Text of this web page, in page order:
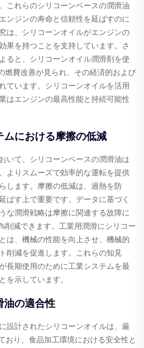
これらのシリコーンベースの潤滑油
ンジンの寿命と信頼性を延ばすのに
は、シリコーンオイルがエンジンの
果を持つことを支持しています。さ
ると、シリコーンオイル潤滑剤を使
燃費改善が見られ、その経済的および
ています。シリコーンオイルを活用
はエンジンの最高性能と持続可能性
ムにおける摩擦の低減
いて、シリコーンベースの潤滑油は
よりスムーズで効率的な運転を提供
します。摩擦の低減は、過熱を防
ばす上で重要です。データに基づく
な潤滑戦略は摩擦に関連する故障に
削減できます。工業用潤滑にシリコー
は、機械の性能を向上させ、機械的
削減を促進します。これらの知見
長期使用のために工業システムを最
を示しています。
油の適合性
設計されたシリコーンオイルは、厳
おり、食品加工環境における安全性と